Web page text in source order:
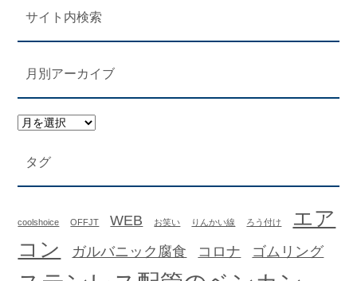
サイト内検索
月別アーカイブ
タグ
coolshoice OFFJT WEB お笑い りんかい線 ろう付け
エア
コン
ガルバニック腐食 コロナ ゴムリング